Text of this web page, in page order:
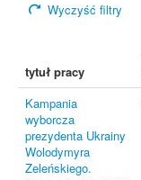
Wyczyść filtry
tytuł pracy
Kampania
wyborcza
prezydenta Ukrainy
Wolodymyra
Zeleńskiego.